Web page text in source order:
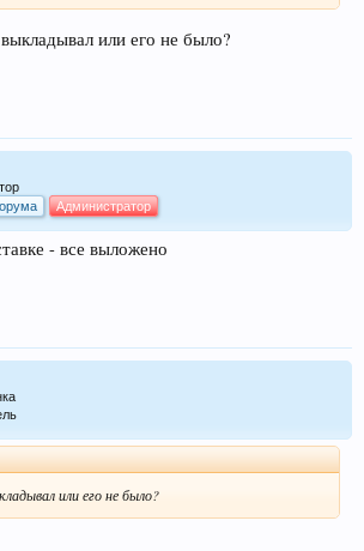
или его не было?
Администратор
- все выложено
или его не было?